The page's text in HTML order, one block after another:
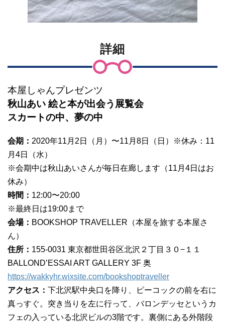
詳細
本屋しゃんプレゼンツ
秋山あい 絵と本が出会う展覧会
スカートの中、夢の中
会期： 2020年11月2日（月）〜11月8日（日）※休み：11
月4日（水）
※会期中は秋山あいさんが毎日在廊します（11月4日はお
休み）
時間： 12:00〜20:00
※最終日は19:00まで
会場： BOOKSHOP TRAVELLER（本屋を旅する本屋さ
ん）
住所： 155-0031 東京都世田谷区北沢２丁目３０−１１
BALLOND’ESSAI ART GALLERY 3F 奥
https://wakkyhr.wixsite.com/bookshoptraveller
アクセス： 下北沢駅中央口を降り、ピーコックの前を右に
真っすぐ。突き当りを左に行って、バロンデッセというカ
フェの入っている北沢ビルの3階です。裏側にある外階段